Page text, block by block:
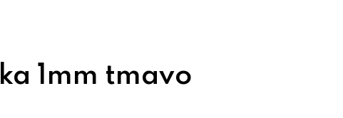
1mm tmavo